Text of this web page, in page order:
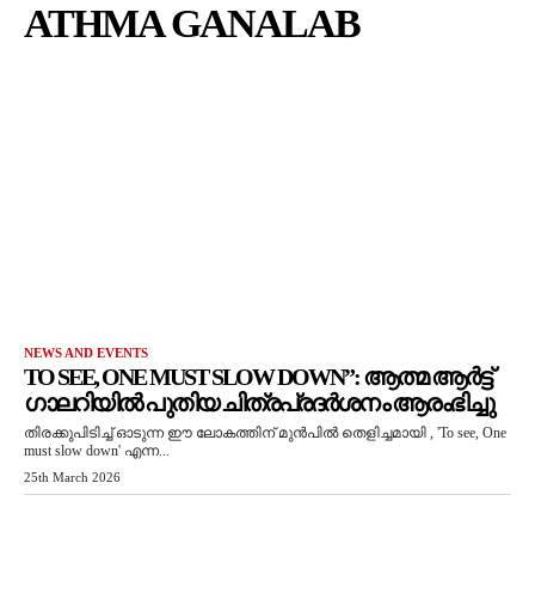
ATHMA GANALAB
NEWS AND EVENTS
TO SEE, ONE MUST SLOW DOWN”: ആത്മ ആർട്ട്
ഗാലറിയിൽ പുതിയ ചിത്രപ്രദർശനം ആരംഭിച്ചു
തിരക്കുപിടിച്ച് ഓടുന്ന ഈ ലോകത്തിന് മുൻപിൽ തെളിച്ചമായി , 'To see, One
must slow down' എന്ന...
25th March 2026